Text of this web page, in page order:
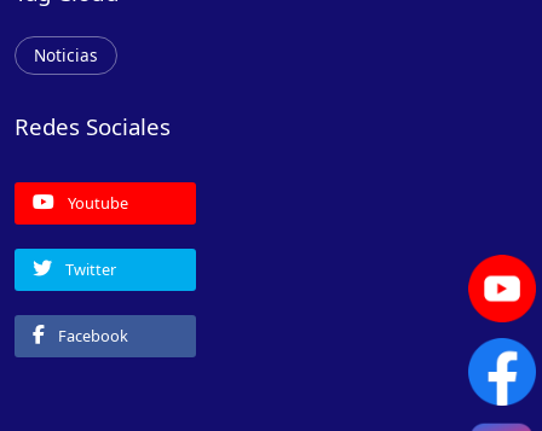
Noticias
Redes Sociales
Youtube
Twitter
Facebook